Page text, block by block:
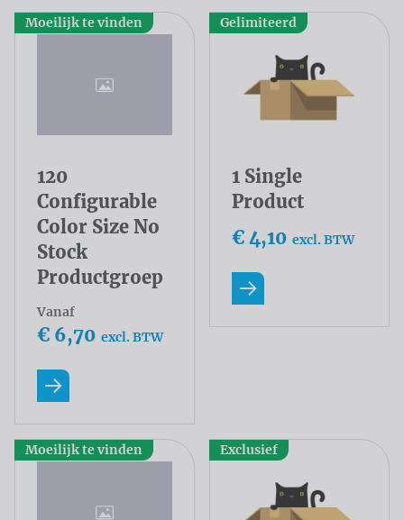
Moeilijk te vinden
120
Configurable
Color Size No
Stock
Productgroep
Vanaf
€ 6,70 excl. BTW
Lees meer
Gelimiteerd
1 Single
Product
€ 4,10 excl. BTW
Lees meer
Moeilijk te vinden Exclusief